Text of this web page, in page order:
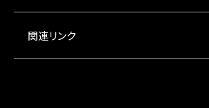
関連リンク